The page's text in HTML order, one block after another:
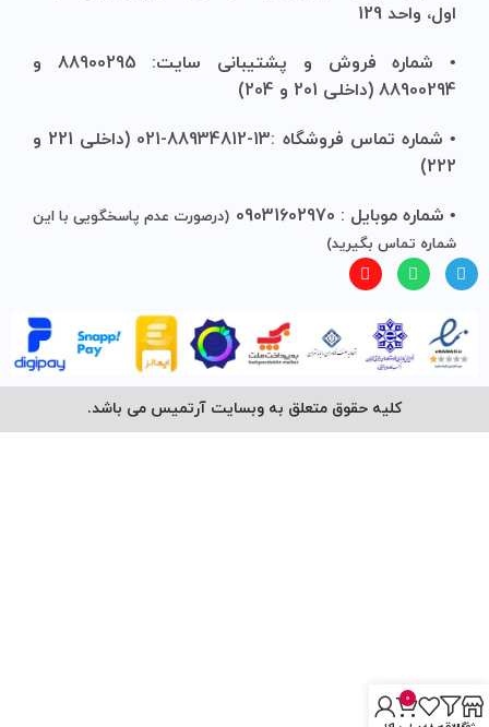
اول، واحد 129
• شماره فروش و پشتیبانی سایت: 88900295 و
88900294 (داخلی 201 و 204)
• شماره تماس فروشگاه :13-88934812-021 (داخلی 221 و
222)
• شماره موبایل : 09031602970
(درصورت عدم پاسخگویی با این
شماره تماس بگیرید)
کلیه حقوق متعلق به وبسایت آرتمیس می باشد.
0